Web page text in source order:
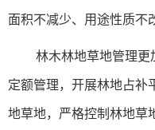
面积不减少、用途性质不
林木林地草地管理
定额管理，开展林地占补
地草地，严格控制林地草